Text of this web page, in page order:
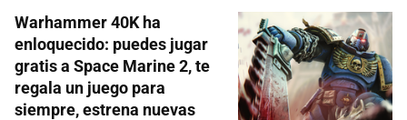
Warhammer 40K ha
enloquecido: puedes jugar
gratis a Space Marine 2, te
regala un juego para
siempre, estrena nuevas